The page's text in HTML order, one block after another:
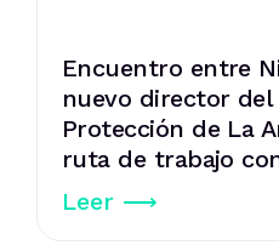
Encuentro entre
nuevo director del
Protección de La
ruta de trabajo
Leer ⟶